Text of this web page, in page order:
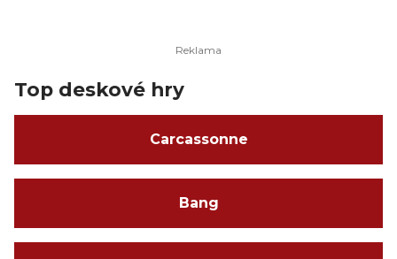
Top deskové hry
Carcassonne
Bang